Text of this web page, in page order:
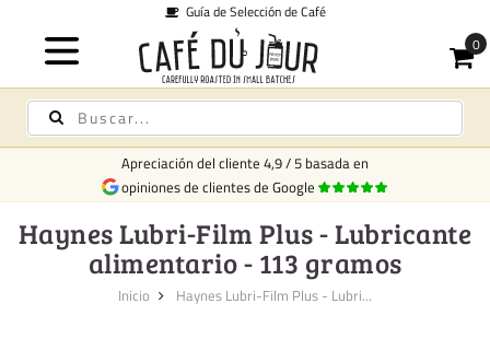
Guía de Selección de Café
Apreciación del cliente 4,9/5 basada en
opiniones de clientes de Google
Haynes Lubri-Film Plus - Lubricante
alimentario - 113 gramos
Inicio Haynes Lubri-Film Plus - Lubri...